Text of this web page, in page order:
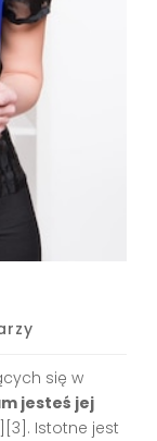
się w
jesteś jej
Istotne jest